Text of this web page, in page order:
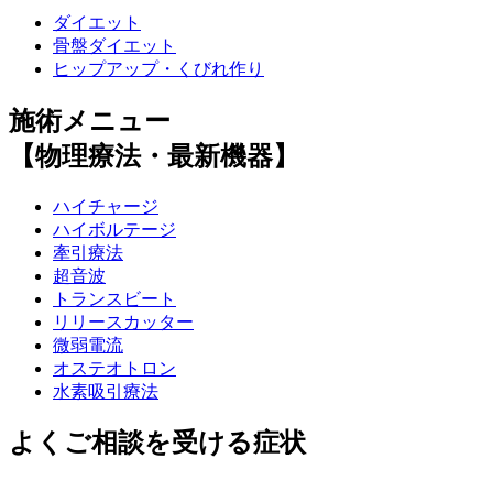
ダイエット
骨盤ダイエット
ヒップアップ・くびれ作り
施術メニュー
【物理療法・最新機器】
ハイチャージ
ハイボルテージ
牽引療法
超音波
トランスビート
リリースカッター
微弱電流
オステオトロン
水素吸引療法
よくご相談を受ける症状